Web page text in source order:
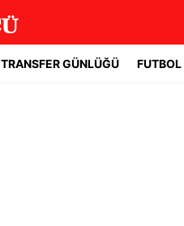
TRANSFER GÜNLÜĞÜ FUTBOL